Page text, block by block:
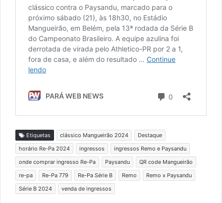
Etiquetas clássico Mangueirão 2024
Destaque
horário Re-Pa 2024
ingressos
ingressos Remo e Paysandu
onde comprar ingresso Re-Pa
Paysandu
QR code Mangueirão
re-pa
Re-Pa 779 Re-Pa Série B Remo
Remo x Paysandu
Série B 2024
venda de ingressos